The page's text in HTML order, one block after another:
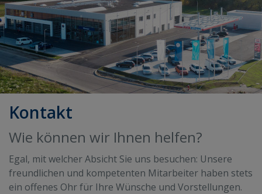
Kontakt
Wie können wir Ihnen helfen?
Egal, mit welcher Absicht Sie uns besuchen: Unsere
freundlichen und kompetenten Mitarbeiter haben stets
ein offenes Ohr für Ihre Wünsche und Vorstellungen.